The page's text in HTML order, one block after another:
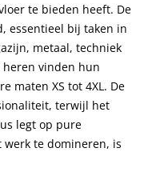
te bieden heeft. De
essentieel bij taken in
metaal, techniek
heren vinden hun
maten XS tot 4XL. De
terwijl het
legt op pure
te domineren, is